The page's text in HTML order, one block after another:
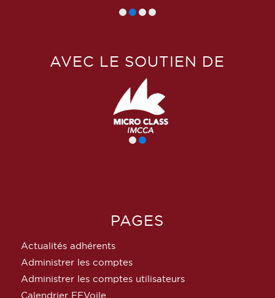
AVEC LE SOUTIEN DE
PAGES
Actualités adhérents
Administrer les comptes
Administrer les comptes utilisateurs
Calendrier FFVoile